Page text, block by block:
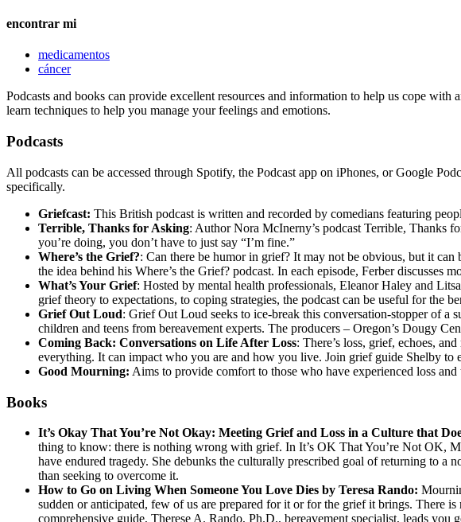
encontrar mi
medicamentos
cáncer
Podcasts and books can provide excellent resources and information to help us cope
learn techniques to help you manage your feelings and emotions.
Podcasts
All podcasts can be accessed through Spotify, the Podcast app on iPhones, or Google
specifically.
Griefcast: This British podcast is written and recorded by comedians featuring
Terrible, Thanks for Asking: Author Nora McInerny’s podcast Terrible, Thanks
you’re doing, you don’t have to just say “I’m fine.”
Where’s the Grief?: Can there be humor in grief? It may not be obvious, but it
the idea behind his Where’s the Grief? podcast. In each episode, Ferber
What’s Your Grief: Hosted by mental health professionals, Eleanor Haley and
grief theory to expectations, to coping strategies, the podcast can be useful for the
Grief Out Loud: Grief Out Loud seeks to ice-break this conversation-stopper of
children and teens from bereavement experts. The producers – Oregon’s Dougy
Coming Back: Conversations on Life After Loss: There’s loss, grief, echoes,
everything. It can impact who you are and how you live. Join grief guide Shelby to
Good Mourning: Aims to provide comfort to those who have experienced loss
Books
It’s Okay That You’re Not Okay: Meeting Grief and Loss in a Culture that
thing to know: there is nothing wrong with grief. In It’s OK That You’re Not OK,
have endured tragedy. She debunks the culturally prescribed goal of returning to
than seeking to overcome it.
How to Go on Living When Someone You Love Dies by Teresa Rando:
sudden or anticipated, few of us are prepared for it or for the grief it brings. There
comprehensive guide, Therese A. Rando, Ph.D., bereavement specialist, leads